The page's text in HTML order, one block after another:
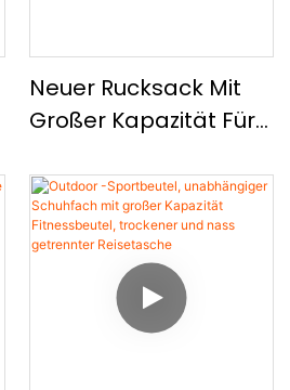
Neuer Rucksack Mit
Großer Kapazität Für
Einfach, Vielseitig Mit
Kordelstring-Design
Für Sport